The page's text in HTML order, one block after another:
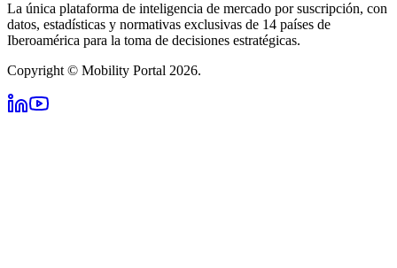
La única plataforma de inteligencia de mercado por suscripción, con
datos, estadísticas y normativas exclusivas de 14 países de
Iberoamérica para la toma de decisiones estratégicas.
Copyright © Mobility Portal 2026.